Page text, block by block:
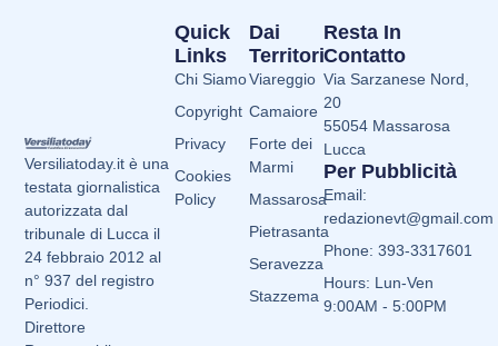
Versiliatoday.it è una
testata giornalistica
autorizzata dal
tribunale di Lucca il
24 febbraio 2012 al
n° 937 del registro
Periodici.
Direttore
Dai
Territori
Viareggio
Camaiore
Forte dei
Marmi
Massarosa
Pietrasanta
Seravezza
Stazzema
Quick
Links
Chi Siamo
Copyright
Privacy
Cookies
Policy
Resta In
Contatto
Via Sarzanese Nord,
20
55054 Massarosa
Lucca
Per Pubblicità
Email:
redazionevt@gmail.com
Phone: 393-3317601
Hours: Lun-Ven
9:00AM - 5:00PM